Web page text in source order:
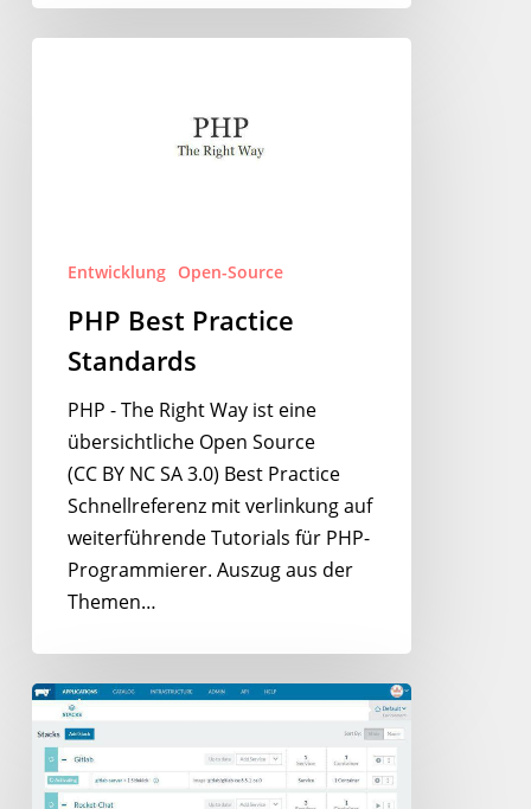
Entwicklung Open-Source
PHP Best Practice
Standards
PHP - The Right Way ist eine
übersichtliche Open Source
(CC BY­ NC­ SA 3.0) Best Practice
Schnellreferenz mit verlinkung auf
weiterführende Tutorials für PHP-
Programmierer. Auszug aus der
Themen…
Rancher
–
Bombastische
Docker